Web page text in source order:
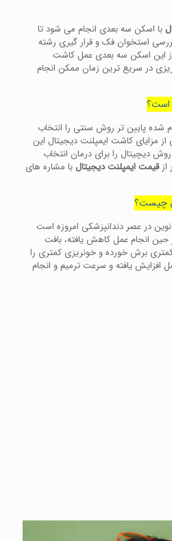
با اسکن سه بعدی انجام می شود تا
استخوان فک و قرار گیری رشته
از این اسکن سه بعدی عمل کاشت
در سریع ترین زمان ممکن انجام
است؟
شده پایین تر روش سنتی را انتخاب
مزایای کاشت ایمپلنت دیجیتال این
دیچیتال را برای درمان انتخاب
ازقیمت ایمپلنت دیجیتال با مشاره های
چیست؟
در عصر دندانپزشکی امروزه است
حین انجام عمل کاهش یافته، بافت
برش خورده و خونریزی کمتری را
افزایش یافته و سرعت ترمیم و انجام